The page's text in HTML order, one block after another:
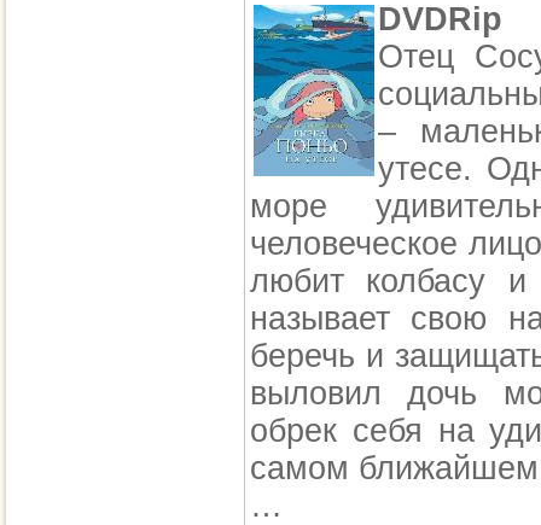
DVDRip
Отец
–
утесе.
море
человеческое
любит колбасу и
называет свою
беречь и
выловил дочь
обрек себя на
самом
…